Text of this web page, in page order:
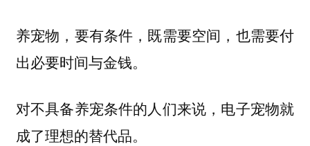
养宠物，要有条件，既需要空间，也需要付
出必要时间与金钱。
对不具备养宠条件的人们来说，电子宠物就
成了理想的替代品。